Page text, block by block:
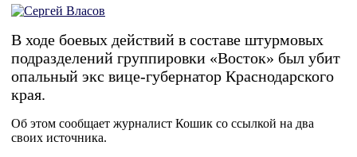
В ходе боевых действий в составе штурмовых
подразделений группировки «Восток» был убит
опальный экс вице-губернатор Краснодарского
края.
Об этом сообщает журналист Кошик со ссылкой на два
своих источника.